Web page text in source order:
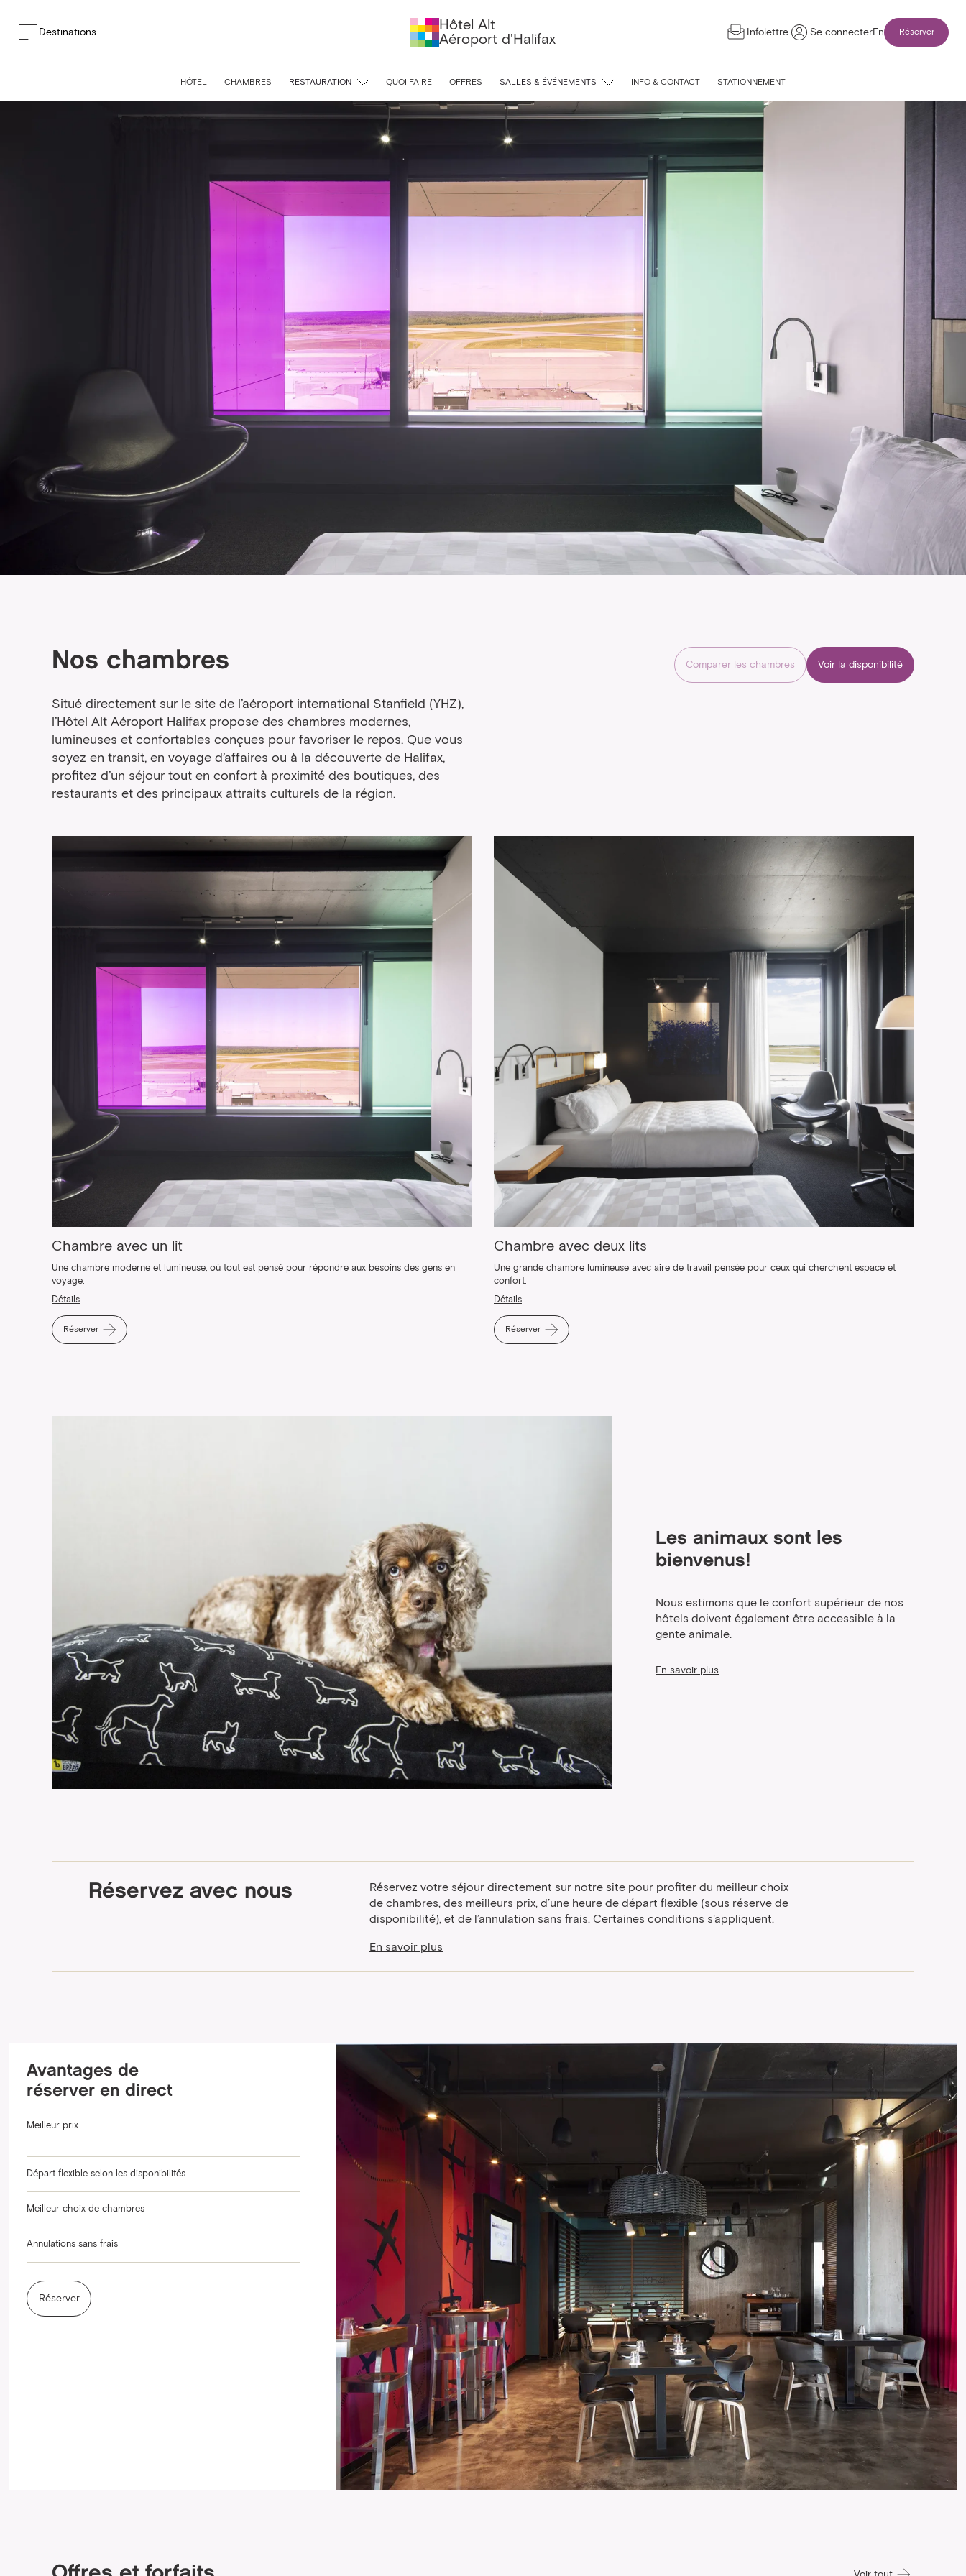
Destinations
Hôtel Alt
Aéroport d'Halifax
Infolettre Se connecterEn Réserver
HÔTEL CHAMBRES RESTAURATION QUOI FAIRE OFFRES SALLES & ÉVÉNEMENTS INFO & CONTACT STATIONNEMENT
Nos chambres
Situé directement sur le site de l’aéroport international Stanfield (YHZ),
l’Hôtel Alt Aéroport Halifax propose des chambres modernes,
lumineuses et confortables conçues pour favoriser le repos. Que vous
soyez en transit, en voyage d’affaires ou à la découverte de Halifax,
profitez d’un séjour tout en confort à proximité des boutiques, des
restaurants et des principaux attraits culturels de la région.
Comparer les chambres Voir la disponibilité
Chambre avec un lit
Une chambre moderne et lumineuse, où tout est pensé pour répondre aux besoins des gens en
voyage.
Détails
Réserver
Chambre avec deux lits
Une grande chambre lumineuse avec aire de travail pensée pour ceux qui cherchent espace et
confort.
Détails
Réserver
Les animaux sont les
bienvenus!
Nous estimons que le confort supérieur de nos
hôtels doivent également être accessible à la
gente animale.
En savoir plus
Réservez avec nous
Réservez votre séjour directement sur notre site pour profiter du meilleur choix
de chambres, des meilleurs prix, d’une heure de départ flexible (sous réserve de
disponibilité), et de l’annulation sans frais. Certaines conditions s'appliquent.
En savoir plus
Avantages de
réserver en direct
Meilleur prix
Départ flexible selon les disponibilités
Meilleur choix de chambres
Annulations sans frais
Réserver